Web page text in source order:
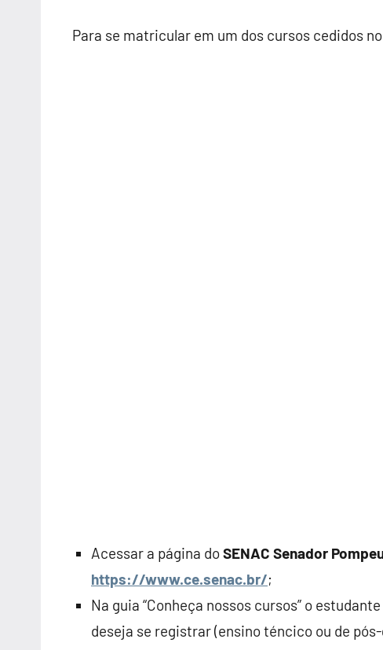
Para se matricular em um dos cursos cedidos no
Acessar a página doSENAC Senador
https://www.ce.senac.br/;
Na guia “Conheça nossos cursos” o
deseja se registrar (ensino téncico ou de